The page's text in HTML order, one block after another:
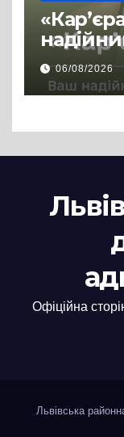
06/08/2026
Офіційна
Львівська